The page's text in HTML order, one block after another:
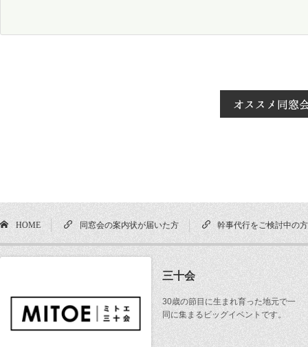
HOME 同窓会の案内状が届いた方 幹事代行をご検討中の方
三十会
30歳の節目に生まれ育った地元で一
同に集まるビッグイベントです。